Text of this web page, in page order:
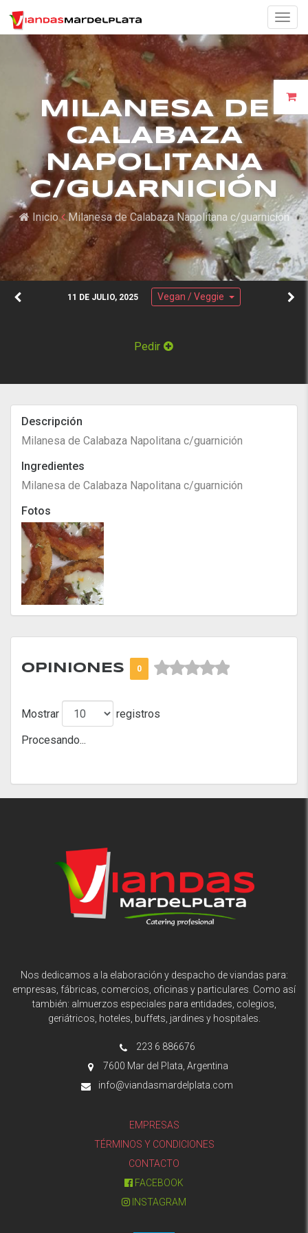
MILANESA DE
CALABAZA
NAPOLITANA
C/GUARNICIÓN
Inicio Milanesa de Calabaza Napolitana c/guarnición
11 DE JULIO, 2025 Vegan / Veggie
Pedir
Descripción
Milanesa de Calabaza Napolitana c/guarnición
Ingredientes
Milanesa de Calabaza Napolitana c/guarnición
Fotos
OPINIONES 0 


Mostrar
registros
Procesando...
Nos dedicamos a la elaboración y despacho de viandas para:
empresas, fábricas, comercios, oficinas y particulares. Como así
también: almuerzos especiales para entidades, colegios,
geriátricos, hoteles, buffets, jardines y hospitales.
223 6 886676
7600 Mar del Plata, Argentina
info@viandasmardelplata.com
EMPRESAS
TÉRMINOS Y CONDICIONES
CONTACTO
FACEBOOK
INSTAGRAM